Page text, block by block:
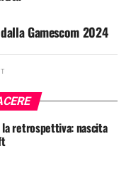
Gamescom 2024
la retrospettiva: nascita